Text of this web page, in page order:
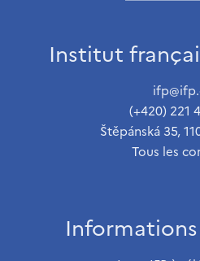
Institut
(+420) 221
Štěpánská 35,
Tous les